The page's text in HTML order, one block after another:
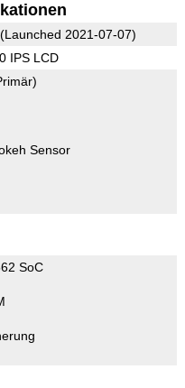
2021-07-07)
IPS LCD
Sensor
SoC